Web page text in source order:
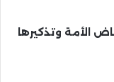
الأمة وتذكيرها